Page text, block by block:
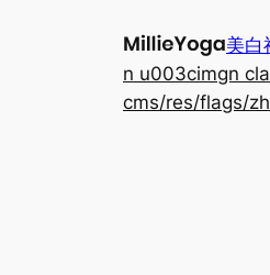
美白
n u003cimgn
cms/res/flags/